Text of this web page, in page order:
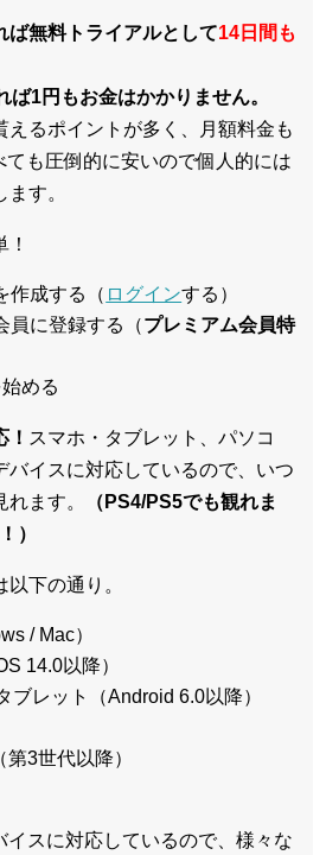
無料トライアルとして14日間も
ば1円もお金はかかりません。
るポイントが多く、月額料金も
も圧倒的に安いので個人的には
す。
作成する（ ログインする）
員に登録する（プレミアム会員特
める
スマホ・タブレット、パソコ
バイスに対応しているので、いつ
ます。
（PS4/PS5でも観れま
）
下の通り。
/ Mac）
14.0以降）
ブレット（Android 6.0以降）
3世代以降）
スに対応しているので、 様々な